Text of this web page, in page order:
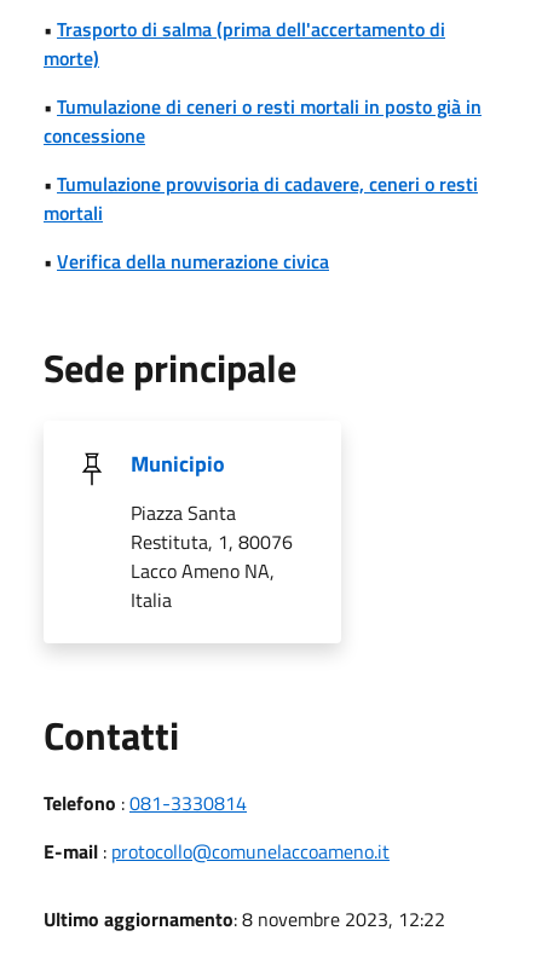
• Trasporto di salma (prima dell'accertamento di
morte)
• Tumulazione di ceneri o resti mortali in posto già in
concessione
• Tumulazione provvisoria di cadavere, ceneri o resti
mortali
• Verifica della numerazione civica
Sede principale
Municipio
Piazza Santa
Restituta, 1, 80076
Lacco Ameno NA,
Italia
Contatti
Telefono :081-3330814
E-mail : protocollo@comunelaccoameno.it
Ultimo aggiornamento: 8 novembre 2023, 12:22